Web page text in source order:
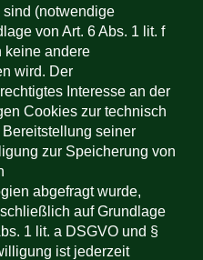
(notwendige
von Art. 6 Abs. 1 lit. f
keine andere
wird. Der
Interesse an der
Cookies zur technisch
seiner
zur Speicherung von
abgefragt wurde,
auf Grundlage
1 lit. a DSGVO und §
ist jederzeit